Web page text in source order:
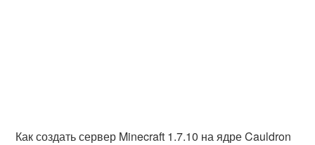
Как создать сервер Minecraft 1.7.10 на ядре Cauldron